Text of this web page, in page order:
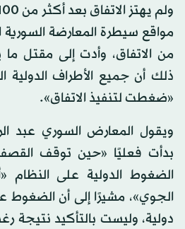
مواقع سيطرة المعارضة السورية
ذلك أن جميع الأطراف الدولية
«ضغطت لتنفيذ الاتفاق».
ويقول المعارض السوري عبد
بدأت فعليًا «حين توقف
الضغوط الدولية على النظام
الجوي»، مشيرًا إلى أن الضغوط
دولية، وليست بالتأكيد نتيجة